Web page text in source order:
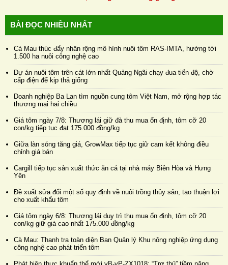
BÀI ĐỌC NHIỀU NHẤT
Cà Mau thúc đẩy nhân rộng mô hình nuôi tôm RAS-IMTA, hướng tới
1.500 ha nuôi công nghệ cao
Dự án nuôi tôm trên cát lớn nhất Quảng Ngãi chạy đua tiến độ, chờ
cấp điện để kịp thả giống
Doanh nghiệp Ba Lan tìm nguồn cung tôm Việt Nam, mở rộng hợp tác
thương mại hai chiều
Giá tôm ngày 7/8: Thương lái giữ đà thu mua ổn định, tôm cỡ 20
con/kg tiếp tục đạt 175.000 đồng/kg
Giữa làn sóng tăng giá, GrowMax tiếp tục giữ cam kết không điều
chỉnh giá bán
Cargill tiếp tục sản xuất thức ăn cá tại nhà máy Biên Hòa và Hưng
Yên
Đề xuất sửa đổi một số quy định về nuôi trồng thủy sản, tạo thuận lợi
cho xuất khẩu tôm
Giá tôm ngày 6/8: Thương lái duy trì thu mua ổn định, tôm cỡ 20
con/kg giữ giá cao nhất 175.000 đồng/kg
Cà Mau: Thanh tra toàn diện Ban Quản lý Khu nông nghiệp ứng dụng
công nghệ cao phát triển tôm